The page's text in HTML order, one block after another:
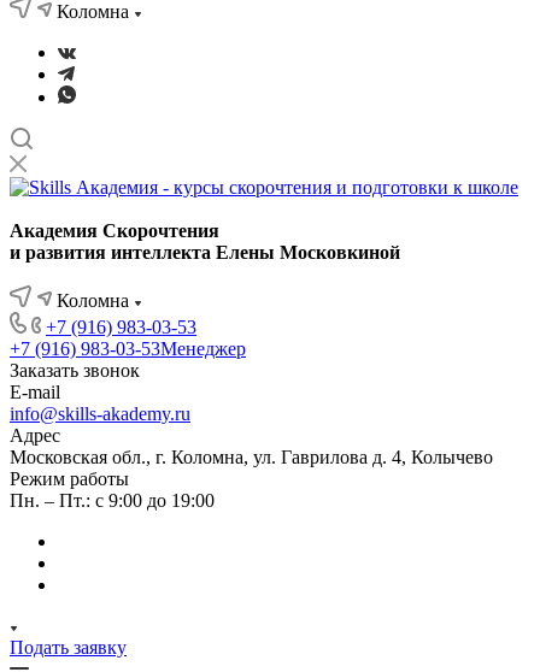
Коломна
Академия Скорочтения
и развития интеллекта Елены Московкиной
Коломна
+7 (916) 983-03-53
+7 (916) 983-03-53Менеджер
Заказать звонок
E-mail
info@skills-akademy.ru
Адрес
Московская обл., г. Коломна, ул. Гаврилова д. 4, Колычево
Режим работы
Пн. – Пт.: с 9:00 до 19:00
Подать заявку